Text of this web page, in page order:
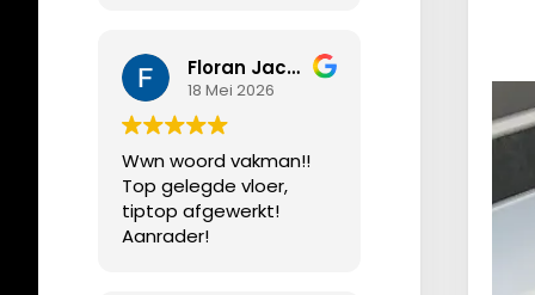
Floran Jacobs
18 Mei 2026
Wwn woord vakman!!
Top gelegde vloer,
tiptop afgewerkt!
Aanrader!